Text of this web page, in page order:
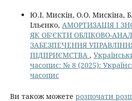
Ю.І. Мискін, О.О. Мискіна,
Ільєнко, АМОРТИЗАЦІЯ І
ЯК ОБ’ЄКТИ ОБЛІКОВО-
ЗАБЕЗПЕЧЕННЯ
ПІДПРИЄМСТВА ,
часопис: № 8 (2025):
часопис
Ви також можете розпочати